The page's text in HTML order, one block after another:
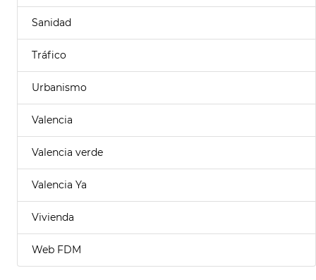
Sanidad
Tráfico
Urbanismo
Valencia
Valencia verde
Valencia Ya
Vivienda
Web FDM